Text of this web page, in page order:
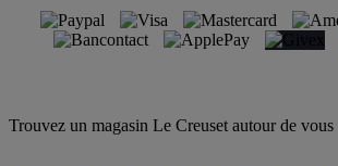
Trouvez un magasin Le Creuset autour de vous